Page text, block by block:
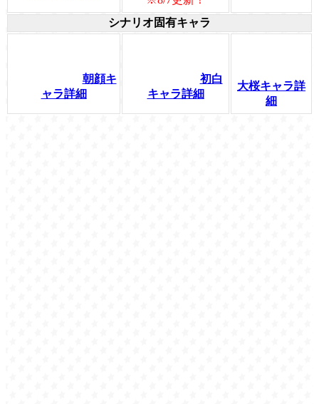
シナリオ固有キャラ
朝顔キ
ャラ詳細
初白
キャラ詳細
大桜キャラ詳
細